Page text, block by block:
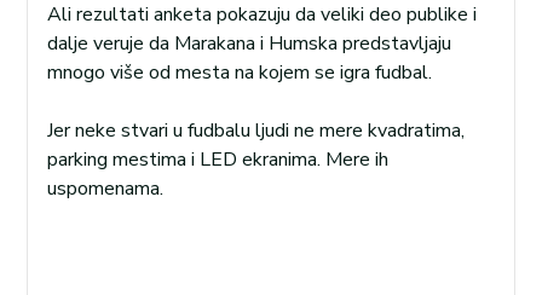
Ali rezultati anketa pokazuju da veliki deo publike i
dalje veruje da Marakana i Humska predstavljaju
mnogo više od mesta na kojem se igra fudbal.
Jer neke stvari u fudbalu ljudi ne mere kvadratima,
parking mestima i LED ekranima. Mere ih
uspomenama.